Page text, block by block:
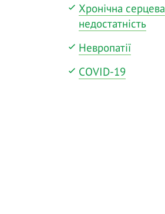
Хронічна серцева
недостатність
Невропатії
COVID-19